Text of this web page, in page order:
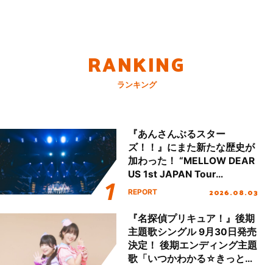
RANKING
ランキング
『あんさんぶるスター
ズ！！』にまた新たな歴史が
加わった！ “MELLOW DEAR
US 1st JAPAN Tour
Final「NICE to meet YOU
ート!!
REPORT 2026.08.03
『名探偵プリキュア！』後期
主題歌シングル 9月30日発売
決定！ 後期エンディング主題
歌「いつかわかる☆きっとあ